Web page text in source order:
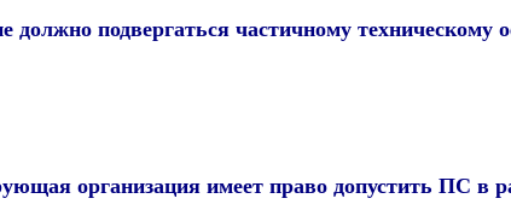
подвергаться частичному техническому
организация имеет право допустить ПС в